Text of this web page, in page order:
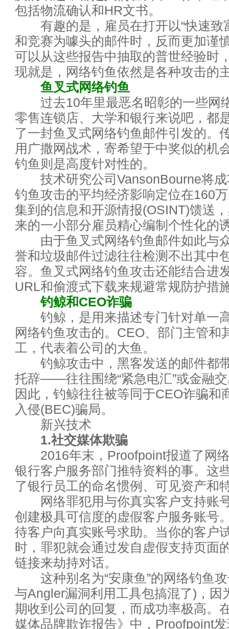
云端迁移需注意的9大要点
成功的安全分析你需要注意这
没有IT流程文档 企业将为IT所“
网络安全：要通过去，晓未来
让IT安全人员夜不能寐的11个
人工智能、机器学习、深度学
如何让云运维变得简单
互联网下半场战争已打响 谁会
奥运看完看什么？这里有关于
思科第四财季净利同比增21%
数据中心网络运维一指禅
数据中心虚拟化所必备的条件
技术分享：十大服务器虚拟化
国内最适宜建设数据中心地区,
智能时代：物联网10个商业模式
传统咨询业必死，拥抱大数据
微软纳德拉：自然语言对话将
解密 Uber 数据团队的基础数据
大数据挖掘价值在哪里？
物联网未来十年将重构这八大
中国CIO肩负三大任务
CIO:云计算数据中心运维管理
云计算:如何辨识真正的云业务
如何看待互联网时代的网络金
包括物流确认和HR文书。
有趣的是，雇员在打开以“快速致
和竞赛为噱头的邮件时，反而更加谨
可以从这些报告中抽取的普世经验时
现就是，网络钓鱼依然是各种攻击的
鱼叉式网络钓鱼
过去10年里最恶名昭彰的一些网
零售连锁店、大学和银行来说吧，都
了一封鱼叉式网络钓鱼邮件引发的。
用广撒网战术，寄希望于中奖似的机
钓鱼则是高度针对性的。
技术研究公司VansonBourne将成
钓鱼攻击的平均经济影响定位在160
集到的信息和开源情报(OSINT)馈送
来的一小部分雇员精心编制个性化的
由于鱼叉式网络钓鱼邮件如此与
誉和垃圾邮件过滤往往检测不出其中
容。鱼叉式网络钓鱼攻击还能结合进
URL和偷渡式下载来规避常规防护措
钓鲸和CEO诈骗
钓鲸，是用来描述专门针对单一
网络钓鱼攻击的。CEO、部门主管和
工，代表着公司的大鱼。
钓鲸攻击中，黑客发送的邮件都
托辞——往往围绕“紧急电汇”或金融
因此，钓鲸往往被等同于CEO诈骗和
入侵(BEC)骗局。
新兴技术
1.社交媒体欺骗
2016年末，Proofpoint报道了网络
银行客户服务部门推特资料的事。这
了银行员工的命名惯例、可见资产和
网络罪犯用与你真实客户支持账
创建极具可信度的虚假客户服务账号
待客户向真实账号求助。当你的客户
时，罪犯就会通过发自虚假支持页面
链接来劫持对话。
这种别名为“安康鱼”的网络钓鱼攻
与Angler漏洞利用工具包搞混了)，因
期收到公司的回复，而成功率极高。
媒体品牌欺诈报告》中，Proofpoint